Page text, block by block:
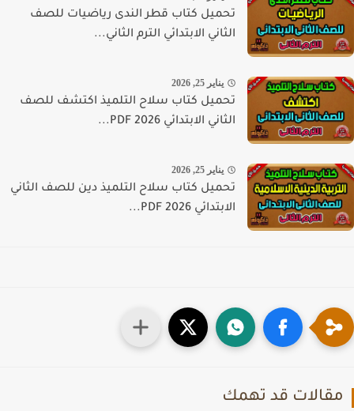
تحميل كتاب قطر الندى رياضيات للصف
الثاني الابتدائي الترم الثاني...
يناير 25, 2026
تحميل كتاب سلاح التلميذ اكتشف للصف
الثاني الابتدائي PDF 2026...
يناير 25, 2026
تحميل كتاب سلاح التلميذ دين للصف الثاني
الابتدائي PDF 2026...
قد تهمك